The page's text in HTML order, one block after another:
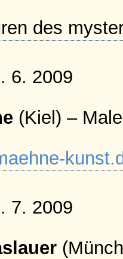
des
6. 2009
(Kiel) –
7. 2009